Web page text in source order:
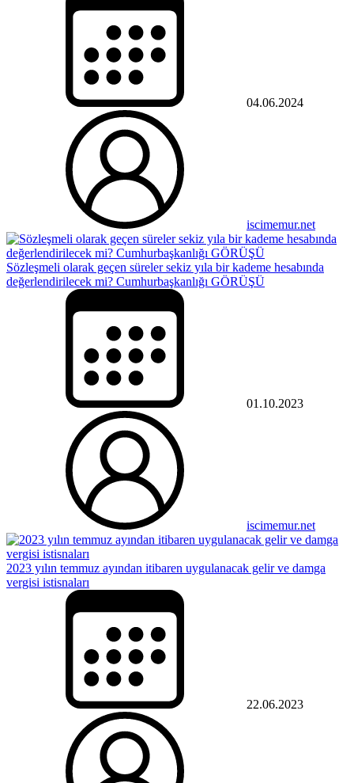
04.06.2024
iscimemur.net
Sözleşmeli olarak geçen süreler sekiz yıla bir kademe hesabında
değerlendirilecek mi? Cumhurbaşkanlığı GÖRÜŞÜ
01.10.2023
iscimemur.net
2023 yılın temmuz ayından itibaren uygulanacak gelir ve damga
vergisi istisnaları
22.06.2023